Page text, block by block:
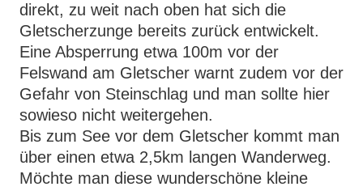
direkt, zu weit nach oben hat sich die
Gletscherzunge bereits zurück entwickelt.
Eine Absperrung etwa 100m vor der
Felswand am Gletscher warnt zudem vor der
Gefahr von Steinschlag und man sollte hier
sowieso nicht weitergehen.
Bis zum See vor dem Gletscher kommt man
über einen etwa 2,5km langen Wanderweg.
Möchte man diese wunderschöne kleine